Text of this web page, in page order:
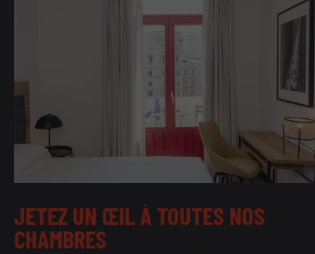
JETEZUN ŒILÀ TOUTES NOS
CHAMBRES